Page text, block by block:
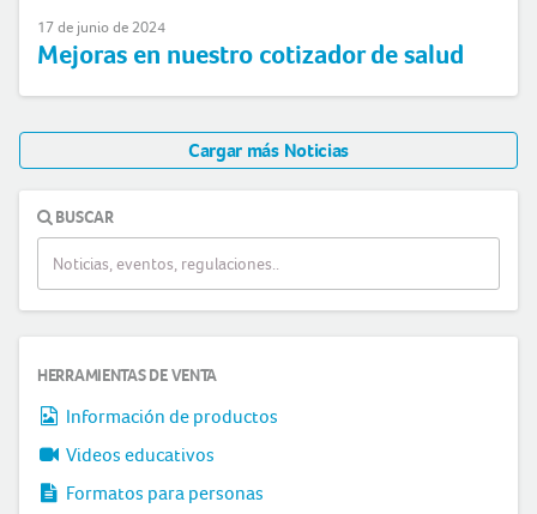
17 de junio de 2024
Mejoras en nuestro cotizador de salud
Cargar más Noticias
BUSCAR
HERRAMIENTAS DE VENTA
Información de productos
Videos educativos
Formatos para personas